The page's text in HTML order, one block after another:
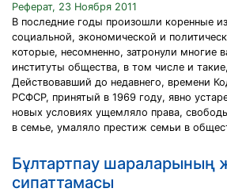
Реферат, 23 Ноября 2011
В последние годы произошли коренные
социальной, экономической и
которые, несомненно, затронули многие
институты общества, в том числе и
Действовавший до недавнего, времени
РСФСР, принятый в 1969 году, явно
новых условиях ущемляло права,
в семье, умаляло престиж семьи в
Бұлтартпау шараларының
сипаттамасы